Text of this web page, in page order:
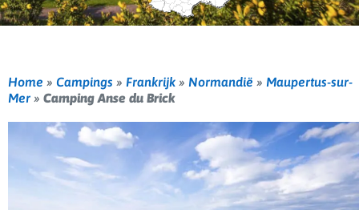
Home » Campings » Frankrijk » Normandië » Maupertus-sur-
Mer » Camping Anse du Brick